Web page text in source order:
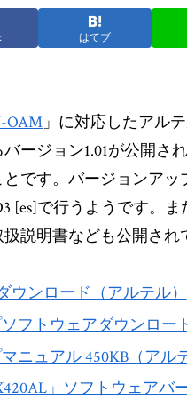
はてブ
OAM 」に対応したアル
ージョン1.01が公開さ
です。バージョンアッ
[es]で行うようです。
説明書なども公開され
ンロード（アルテル）
フトウェアダウンロー
ニュアル 450KB（アル
」ソフトウェアバ